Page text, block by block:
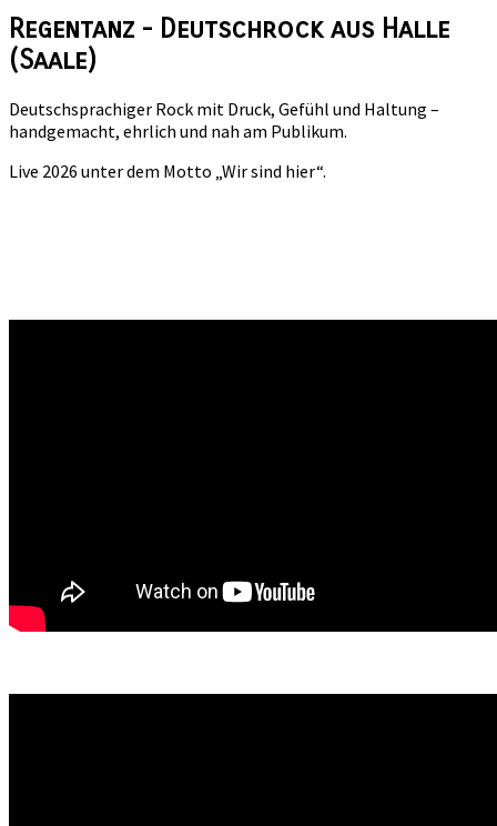
Regentanz - Deutschrock aus Halle
(Saale)
Deutschsprachiger Rock mit Druck, Gefühl und Haltung –
handgemacht, ehrlich und nah am Publikum.
Live 2026 unter dem Motto „Wir sind hier“.